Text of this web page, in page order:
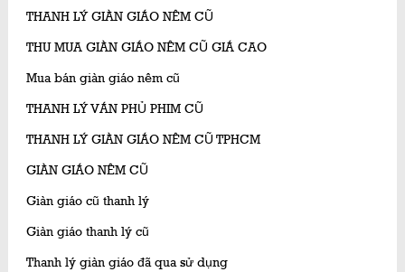
THANH LÝ GIÀN GIÁO NÊM CŨ
THU MUA GIÀN GIÁO NÊM CŨ GIÁ CAO
Mua bán giàn giáo nêm cũ
THANH LÝ VÁN PHỦ PHIM CŨ
THANH LÝ GIÀN GIÁO NÊM CŨ TPHCM
GIÀN GIÁO NÊM CŨ
Giàn giáo cũ thanh lý
Giàn giáo thanh lý cũ
Thanh lý giàn giáo đã qua sử dụng